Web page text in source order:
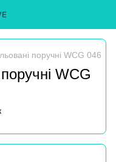
поручні WCG 046
WCG